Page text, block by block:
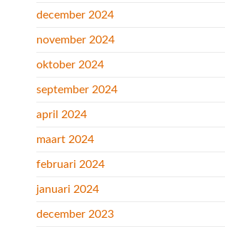
december 2024
november 2024
oktober 2024
september 2024
april 2024
maart 2024
februari 2024
januari 2024
december 2023